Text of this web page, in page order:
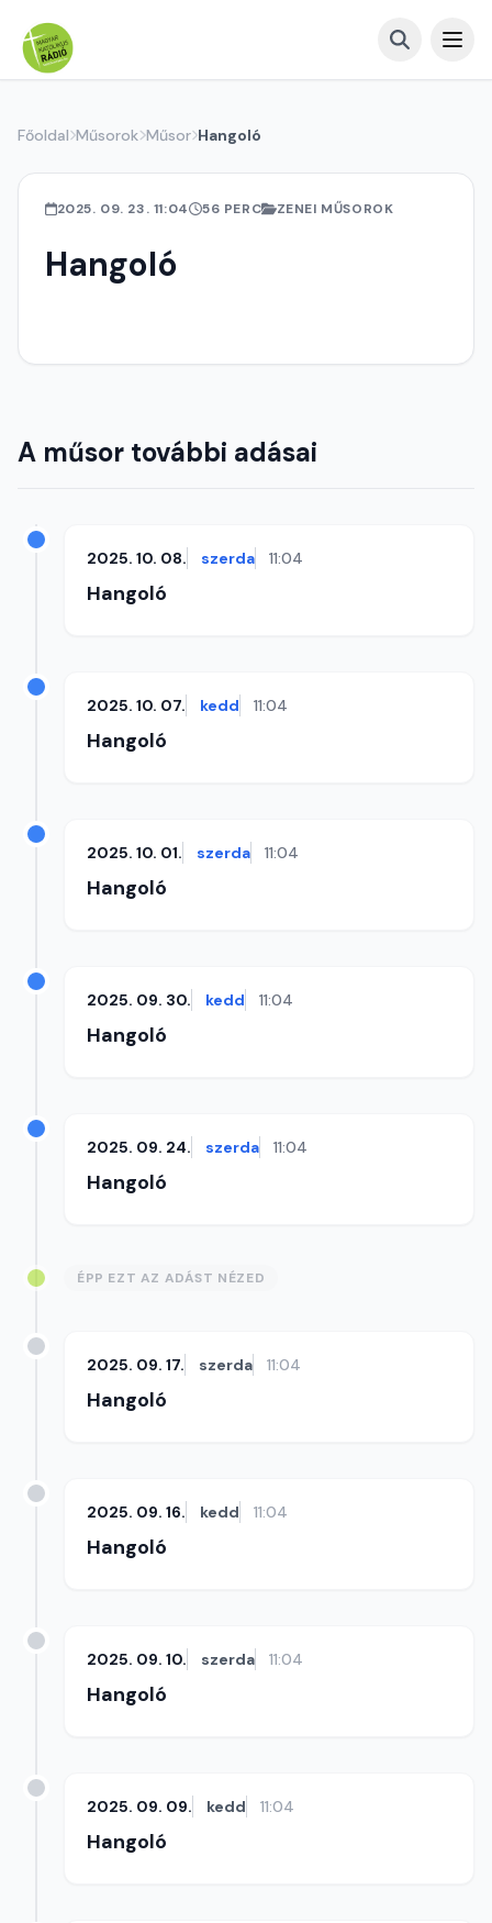
Főoldal Műsorok Műsor Hangoló
2025. 09. 23. 11:04 56 PERC ZENEI MŰSOROK
Hangoló
A műsor további adásai
2025. 10. 08. szerda 11:04
Hangoló
2025. 10. 07. kedd 11:04
Hangoló
2025. 10. 01. szerda 11:04
Hangoló
2025. 09. 30. kedd 11:04
Hangoló
2025. 09. 24. szerda 11:04
Hangoló
ÉPP EZT AZ ADÁST NÉZED
2025. 09. 17. szerda 11:04
Hangoló
2025. 09. 16. kedd 11:04
Hangoló
2025. 09. 10. szerda 11:04
Hangoló
2025. 09. 09. kedd 11:04
Hangoló